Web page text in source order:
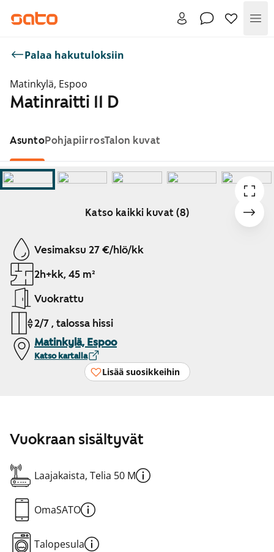
Palaa hakutuloksiin
Matinkylä, Espoo
Matinraitti 11 D
AsuntoPohjapiirrosTalon kuvat
Katso kaikki kuvat (8)
Näytetään dia 1 / 8
Vesimaksu 27 €/hlö/kk
2h+kk, 45 m²
Vuokrattu
2/7 , talossa hissi
Matinkylä, Espoo
Katso kartalla
Lisää suosikkeihin
Vuokraan sisältyvät
Laajakaista, Telia 50 M
OmaSATO
Talopesula